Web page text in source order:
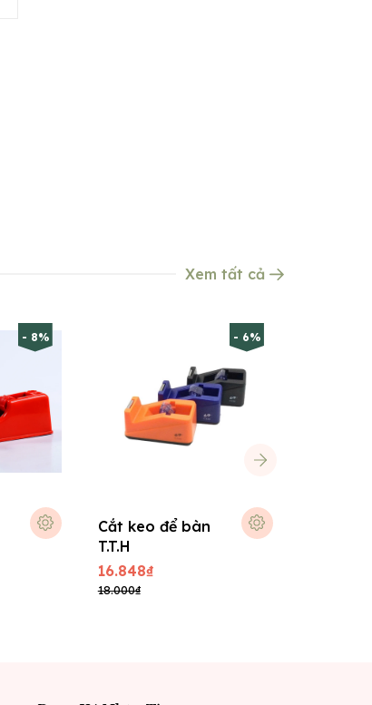
Xem tất cả
- 8% - 6%
Cắt keo để bàn
T.T.H
16.848₫
18.000₫